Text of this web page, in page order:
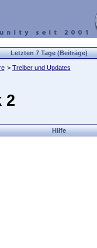
Letzten 7 Tage (Beiträge)
> Treiber und Updates
2
Hilfe